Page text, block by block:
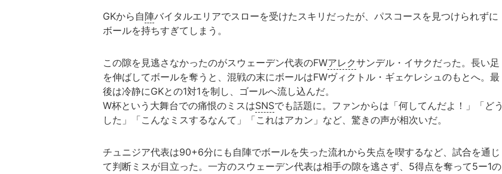
GKから自陣バイタルエリアでスローを受けたスキリだったが、パスコースを見つけられずに
ボールを持ちすぎてしまう。
この隙を見逃さなかったのがスウェーデン代表のFWアレクサンデル・イサクだった。長い足
を伸ばしてボールを奪うと、混戦の末にボールはFWヴィクトル・ギェケレシュのもとへ。最
後は冷静にGKとの1対1を制し、ゴールへ流し込んだ。
W杯という大舞台での痛恨のミスはSNSでも話題に。ファンからは「何してんだよ！」「どう
した」「こんなミスするなんて」「これはアカン」など、驚きの声が相次いだ。
チュニジア代表は90+6分にも自陣でボールを失った流れから失点を喫するなど、試合を通じ
て判断ミスが目立った。一方のスウェーデン代表は相手の隙を逃さず、5得点を奪って5ー1の